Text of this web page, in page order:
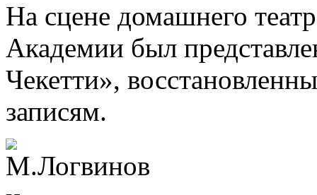
На сцене домашнего
Академии был
Чекетти»,
записям.